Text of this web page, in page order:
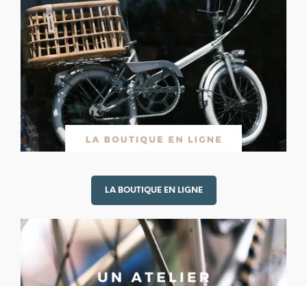
LA BOUTIQUE EN LIGNE